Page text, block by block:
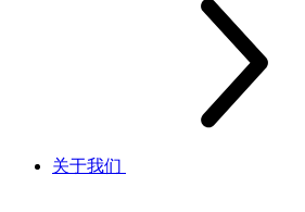
关于我们